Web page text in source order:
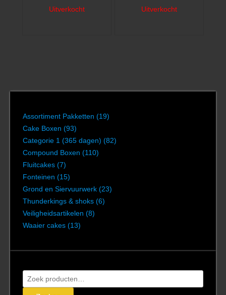
Uitverkocht Uitverkocht
Assortiment Pakketten (19)
Cake Boxen (93)
Categorie 1 (365 dagen) (82)
Compound Boxen (110)
Fluitcakes (7)
Fonteinen (15)
Grond en Siervuurwerk (23)
Thunderkings & shoks (6)
Veiligheidsartikelen (8)
Waaier cakes (13)
Zoeken
naar: